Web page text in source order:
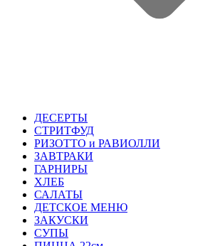
ДЕСЕРТЫ
СТРИТФУД
РИЗОТТО и РАВИОЛЛИ
ЗАВТРАКИ
ГАРНИРЫ
ХЛЕБ
САЛАТЫ
ДЕТСКОЕ МЕНЮ
ЗАКУСКИ
СУПЫ